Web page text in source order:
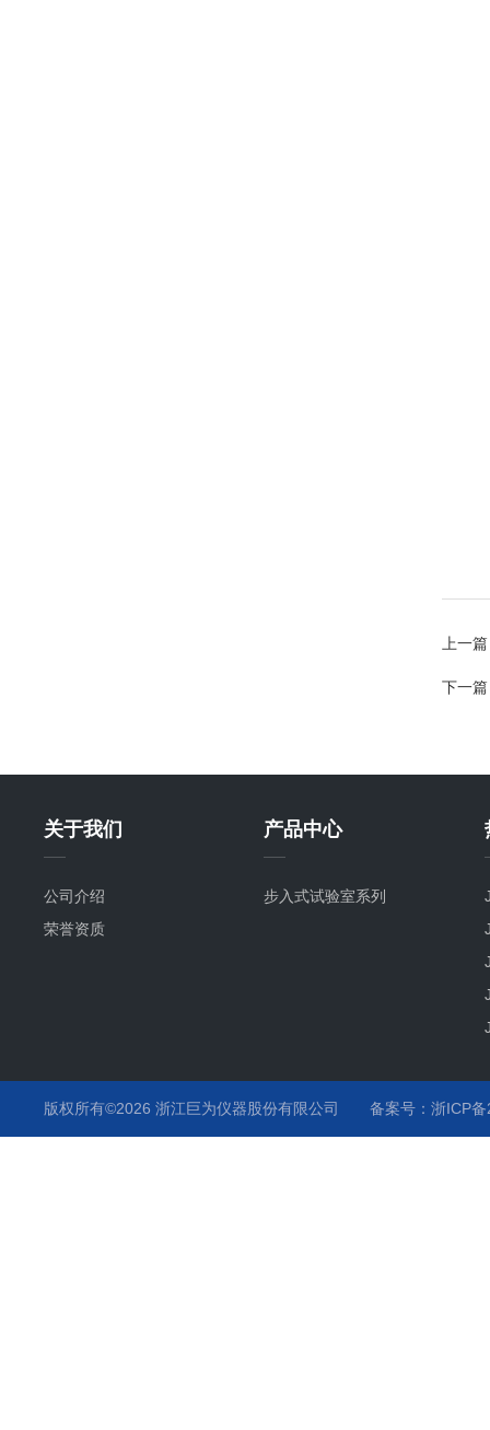
上一
下一
关于我们
公司介绍
荣誉资质
产品中心
步入式试验室系列
版权所有©2026 浙江巨为仪器股份有限公司 备案号：浙ICP